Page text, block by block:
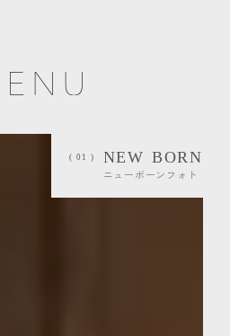
( 01 ) NEW BORN
ニューボーンフォト